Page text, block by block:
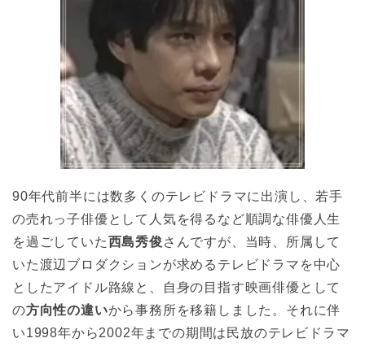
90年代前半には数多くのテレビドラマに出演し、若手
の売れっ子俳優として人気を得るなど順調な俳優人生
を過ごしていた西島秀俊 さんですが、当時、所属して
いた渡辺ブロダクションが求めるテレビドラマを中心
としたアイドル路線と、自身の目指す映画俳優として
の方向性の違いから事務所を移籍しました。それに伴
い1998年から2002年までの期間は民放のテレビドラマ